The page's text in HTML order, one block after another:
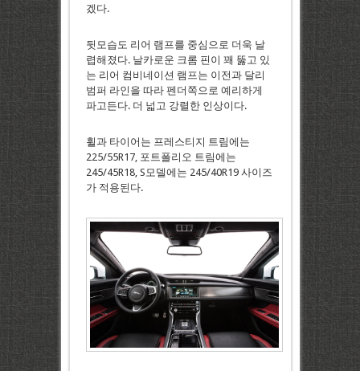
겠다.
뒷모습도 리어 램프를 중심으로 더욱 날
렵해졌다. 날카로운 크롬 핀이 꽤 뚫고 있
는 리어 컴비네이션 램프는 이전과 달리
범퍼 라인을 따라 펜더쪽으로 예리하게
파고든다. 더 넓고 강렬한 인상이다.
휠과 타이어는 프레스티지 트림에는
225/55R17, 포트폴리오 트림에는
245/45R18, S모델에는 245/40R19 사이즈
가 적용된다.